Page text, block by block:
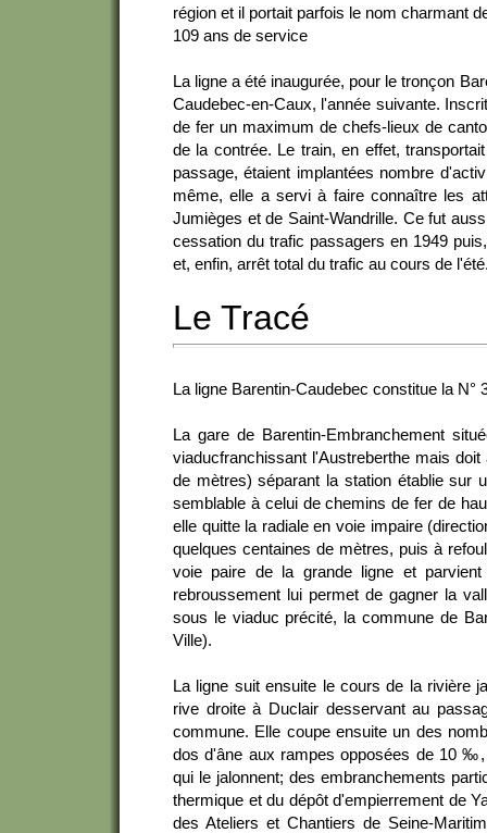
région et il portait parfois le nom charmant
109 ans de service
La ligne a été inaugurée, pour le tronçon
Caudebec-en-Caux, l'année suivante.
de fer un maximum de chefs-lieux de
de la contrée. Le train, en effet,
passage, étaient implantées nombre
même, elle a servi à faire connaître les
Jumièges et de Saint-Wandrille. Ce fut
cessation du trafic passagers en 1949
et, enfin, arrêt total du trafic au cours de
Le Tracé
La ligne Barentin-Caudebec constitue la N°
La gare de Barentin-Embranchement
viaducfranchissant l'Austreberthe mais
de mètres) séparant la station établie sur
semblable à celui de chemins de fer de
elle quitte la radiale en voie impaire
quelques centaines de mètres, puis à
voie paire de la grande ligne et
rebroussement lui permet de gagner la
sous le viaduc précité, la commune de
Ville).
La ligne suit ensuite le cours de la rivière
rive droite à Duclair desservant au
commune. Elle coupe ensuite un des
dos d'âne aux rampes opposées de 10
qui le jalonnent; des embranchements
thermique et du dépôt d'empierrement de
des Ateliers et Chantiers de Seine-